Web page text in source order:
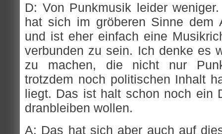
D: Von Punkmusik leider
hat sich im gröberen Sinne dem
und ist eher einfach eine
verbunden zu sein. Ich denke es
zu machen, die nicht nur
trotzdem noch politischen Inhalt
liegt. Das ist halt schon noch ein
dranbleiben wollen.
A: Das hat sich aber auch auf